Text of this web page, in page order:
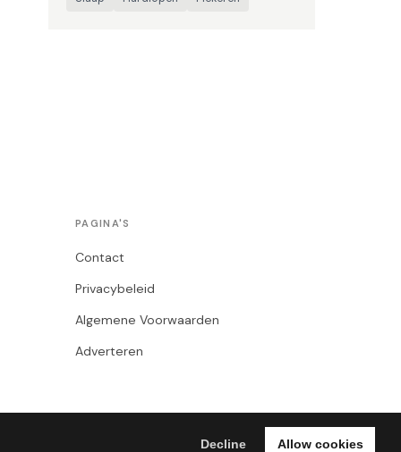
Decline Allow cookies
PAGINA'S
Contact
Privacybeleid
Algemene Voorwaarden
Adverteren